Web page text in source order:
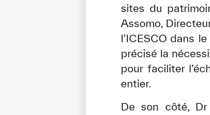
sites du
Assomo,
l’ICESCO dans
précisé la
pour faciliter
entier.
De son côté,